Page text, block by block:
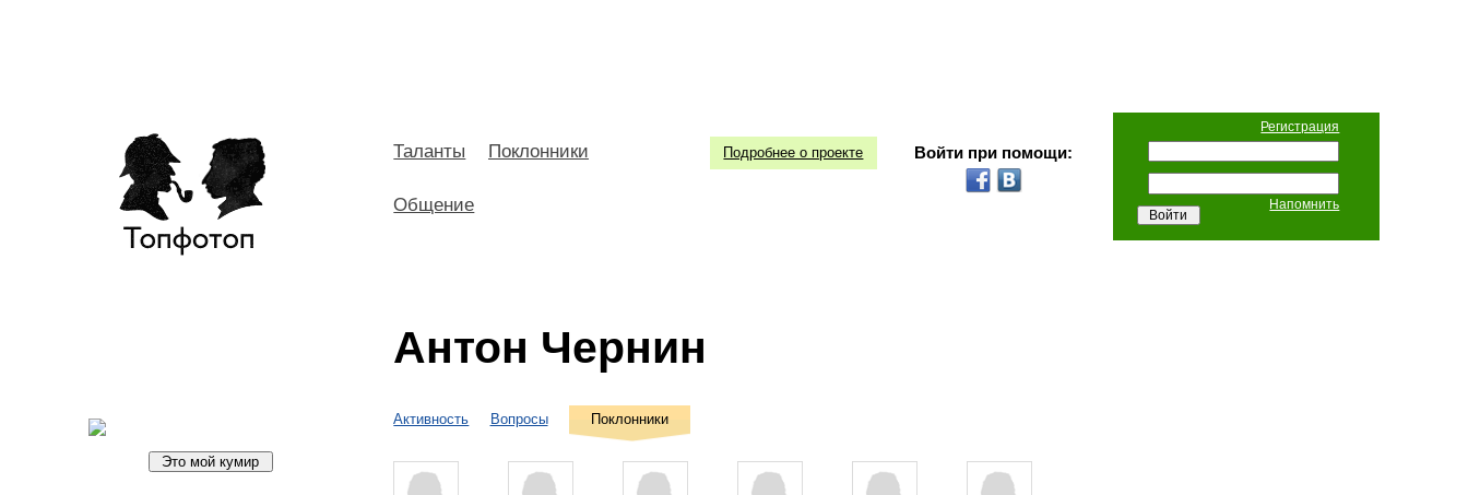
Регистрация
Напомнить
Войти при помощи:
Подробнее о проекте
Таланты Поклонники
Общение
Антон Чернин
Активность Вопросы Поклонники